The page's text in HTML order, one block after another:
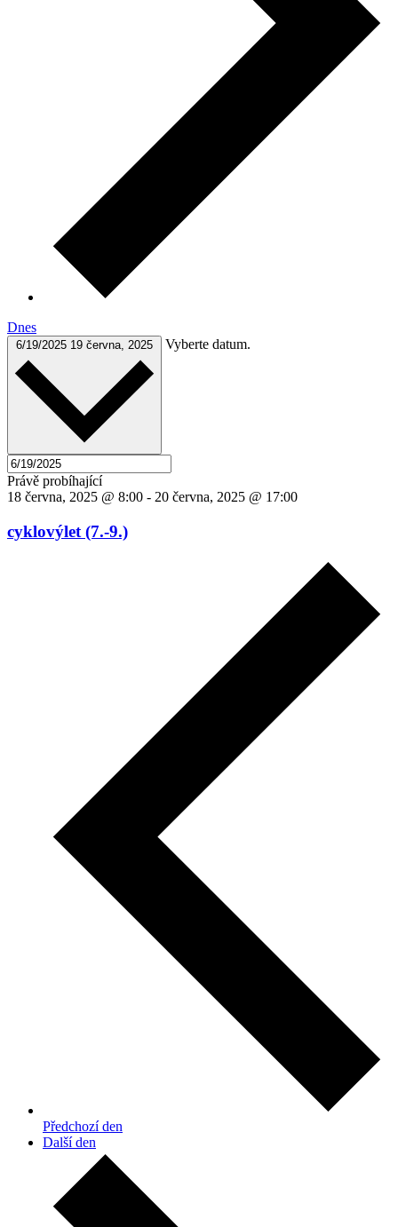
Dnes
6/19/2025 19 června, 2025 Vyberte datum.
Právě probíhající
18 června, 2025 @ 8:00 - 20 června, 2025 @ 17:00
cyklovýlet (7.-9.)
Předchozí den
Další den